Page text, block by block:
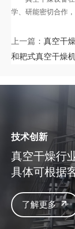
学、研能密切合作
上一篇：真空干
和耙式真空干燥
技术创新
真空干燥行
具体可根据
了解更多